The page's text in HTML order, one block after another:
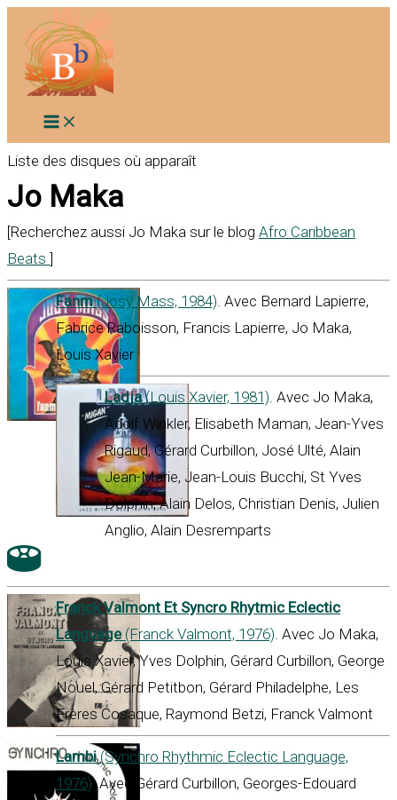
contenu
Liste des disques où apparaît
Jo Maka
[Recherchez aussi Jo Maka sur le blog Afro Caribbean
Beats ]
Fanm(Josy Mass, 1984). Avec Bernard Lapierre,
Fabrice Raboisson, Francis Lapierre, Jo Maka,
Louis Xavier
Ladja(Louis Xavier, 1981). Avec Jo Maka,
Adolf Winkler, Elisabeth Maman, Jean-Yves
Rigaud, Gérard Curbillon, José Ulté, Alain
Jean-Marie, Jean-Louis Bucchi, St Yves
Dolphin, Alain Delos, Christian Denis, Julien
Anglio, Alain Desremparts
Franck Valmont Et Syncro Rhytmic Eclectic
Language(Franck Valmont, 1976). Avec Jo Maka,
Louis Xavier, Yves Dolphin, Gérard Curbillon, George
Nouel, Gérard Petitbon, Gérard Philadelphe, Les
Frères Cosaque, Raymond Betzi, Franck Valmont
Lambi(Synchro Rhythmic Eclectic Language,
1976). Avec Gérard Curbillon, Georges-Edouard